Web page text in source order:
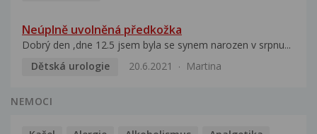
Neúplně uvolněná předkožka
Dobrý den ,dne 12.5 jsem byla se synem narozen v srpnu...
Dětská urologie
20.6.2021 Martina
NEMOCI